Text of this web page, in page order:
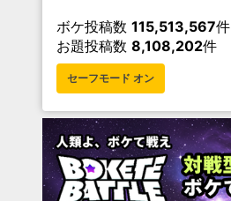
ボケ投稿数 115,513,567件
お題投稿数 8,108,202件
セーフモード オン